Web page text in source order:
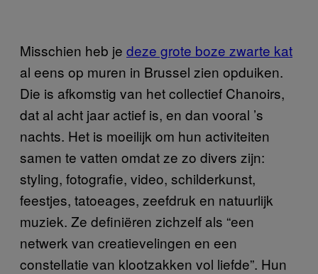
Misschien heb je deze grote boze zwarte kat
al eens op muren in Brussel zien opduiken.
Die is afkomstig van het collectief Chanoirs,
dat al acht jaar actief is, en dan vooral ’s
nachts. Het is moeilijk om hun activiteiten
samen te vatten omdat ze zo divers zijn:
styling, fotografie, video, schilderkunst,
feestjes, tatoeages, zeefdruk en natuurlijk
muziek. Ze definiëren zichzelf als “een
netwerk van creatievelingen en een
constellatie van klootzakken vol liefde”. Hun